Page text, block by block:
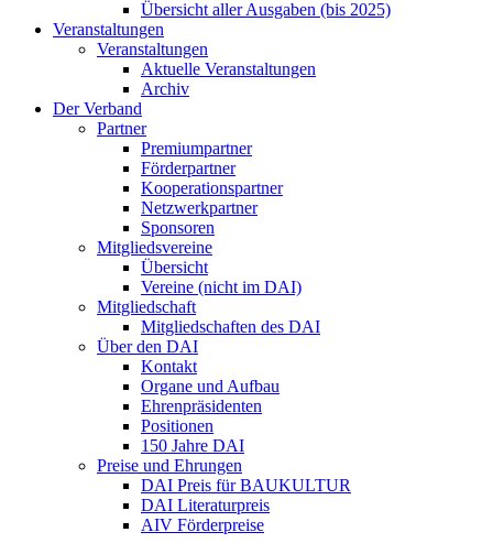
Übersicht aller Ausgaben (bis 2025)
Veranstaltungen
Veranstaltungen
Aktuelle Veranstaltungen
Archiv
Der Verband
Partner
Premiumpartner
Förderpartner
Kooperationspartner
Netzwerkpartner
Sponsoren
Mitgliedsvereine
Übersicht
Vereine (nicht im DAI)
Mitgliedschaft
Mitgliedschaften des DAI
Über den DAI
Kontakt
Organe und Aufbau
Ehrenpräsidenten
Positionen
150 Jahre DAI
Preise und Ehrungen
DAI Preis für BAUKULTUR
DAI Literaturpreis
AIV Förderpreise